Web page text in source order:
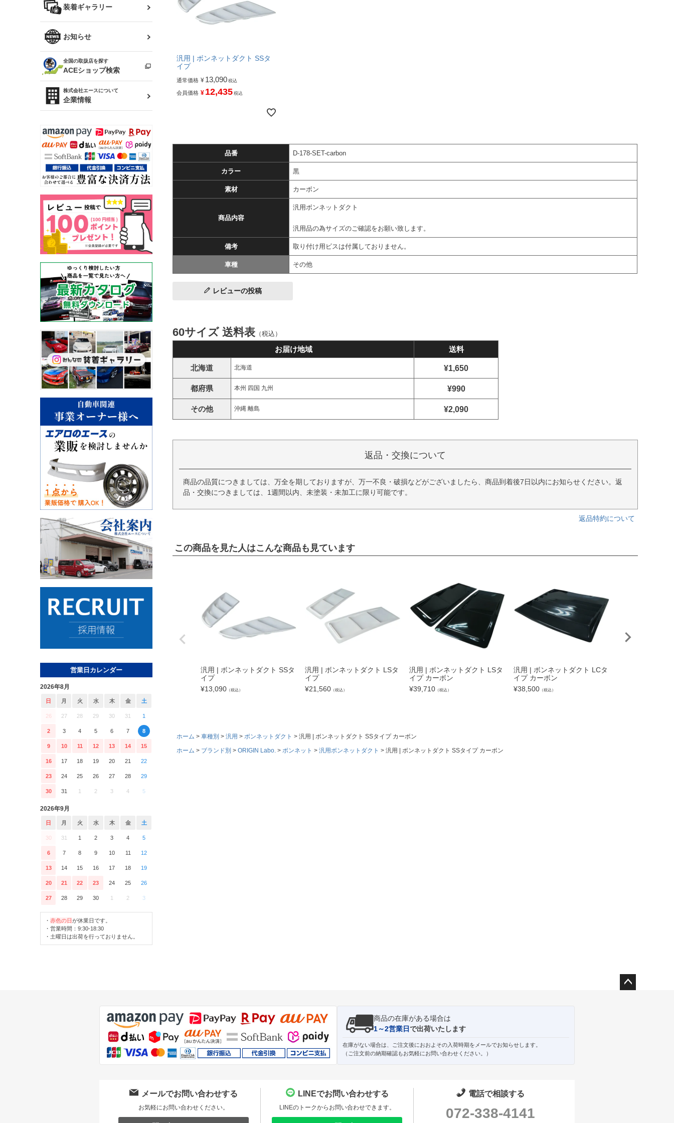
アリスト
ソアラ
アルテッツァ
プロボックス
RAV4
Z32 フェアレディZ
R34 スカイライン
スカイライン
（ER34/R33/ECR33/R32）
キャラバン
ローレル
セフィーロ
バッグ
ファッション小物
雑貨・ステーショナリー
ベビー用品
装着ギャラリー
お知らせ
全国の取扱店を探す
ACEショップ検索
株式会社エースについて
企業情報
営業日カレンダー
2026年8月
日 月 火 水 木 金 土
26 27 28 29 30 31 1
2 3 4 5 6 7 8
9 10 11 12 13 14 15
16 17 18 19 20 21 22
23 24 25 26 27 28 29
30 31 1 2 3 4 5
2026年9月
日 月 火 水 木 金 土
30 31 1 2 3 4 5
6 7 8 9 10 11 12
13 14 15 16 17 18 19
20 21 22 23 24 25 26
27 28 29 30 1 2 3
・ 赤色の日が休業日です。
・営業時間：9:30-18:30
・土曜日は出荷を行っておりません。
汎用 | ボンネットダクト SSタ
イプ
通常価格 ¥ 13,090 税込
会員価格 ¥ 12,435 税込
品番 D-178-SET-carbon
カラー 黒
素材 カーボン
商品内容
汎用ボンネットダクト
汎用品の為サイズのご確認をお願い致します。
備考 取り付け用ビスは付属しておりません。
車種 その他
レビューの投稿
60サイズ 送料表 （税込）
お届け地域 送料
北海道 北海道 ¥1,650
都府県 本州 四国 九州 ¥990
その他 沖縄 離島 ¥2,090
返品・交換について
商品の品質につきましては、万全を期しておりますが、万一不良・破損などがございましたら、商品到着後7日以内にお知らせください。返
品・交換につきましては、1週間以内、未塗装・未加工に限り可能です。
返品特約について
この商品を見た人はこんな商品も見ています
汎用 | ボンネットダクト SSタ
イプ
¥13,090 （税込）
汎用 | ボンネットダクト LSタ
イプ
¥21,560 （税込）
汎用 | ボンネットダクト LSタ
イプ カーボン
¥39,710 （税込）
汎用 | ボンネットダクト LCタ
イプ カーボン
¥38,500 （税込）
ホーム 車種別 汎用 ボンネットダクト
汎用 | ボンネットダクト SSタイプ カーボン
ホーム
ブランド別 ORIGIN Labo. ボンネット 汎用ボンネットダクト 汎用 | ボンネットダクト SSタイプ カーボン
商品の在庫がある場合は
1～2営業日で出荷いたします
在庫がない場合は、ご注文後におおよその入荷時期をメールでお知らせします。
（ご注文前の納期確認もお気軽にお問い合わせください。）
メールでお問い合わせする
お気軽にお問い合わせください。
LINEでお問い合わせする
LINEのトークからお問い合わせできます。
電話で相談する
072-338-4141